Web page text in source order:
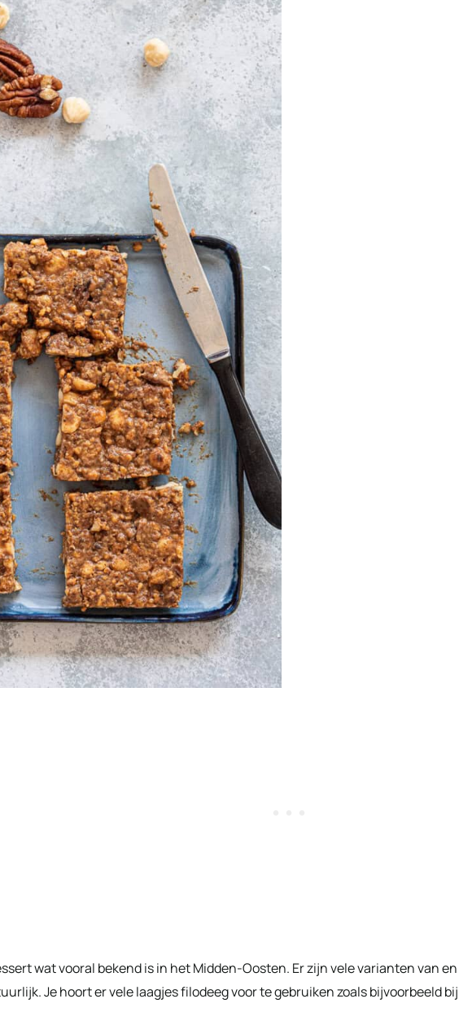
wat vooral bekend is in het Midden-Oosten. Er zijn vele varianten van en
Je hoort er vele laagjes filodeeg voor te gebruiken zoals bijvoorbeeld bij